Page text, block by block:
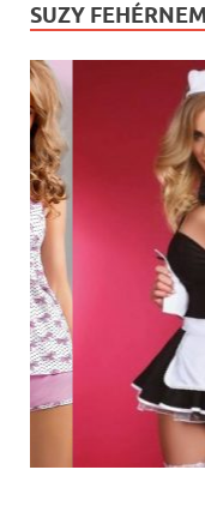
SUZY